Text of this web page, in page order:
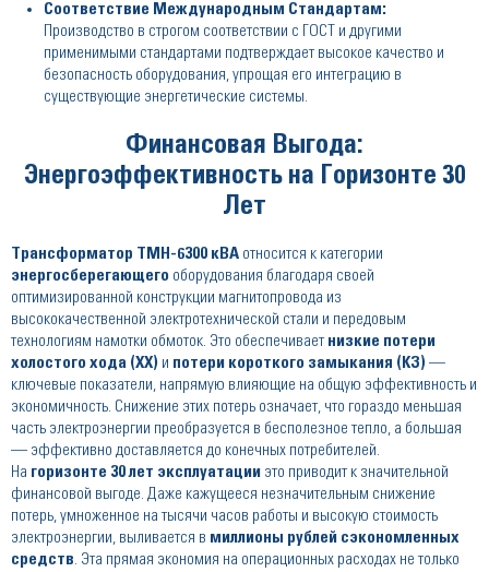
Соответствие Международным Стандартам:
Производство в строгом соответствии с ГОСТ и другими
применимыми стандартами подтверждает высокое качество и
безопасность оборудования, упрощая его интеграцию в
существующие энергетические системы.
Финансовая Выгода:
Энергоэффективность на Горизонте 30
Лет
Трансформатор ТМН-6300 кВА относится к категории
энергосберегающего оборудования благодаря своей
оптимизированной конструкции магнитопровода из
высококачественной электротехнической стали и передовым
технологиям намотки обмоток. Это обеспечивает низкие потери
холостого хода (ХХ) и потери короткого замыкания (КЗ) —
ключевые показатели, напрямую влияющие на общую эффективность и
экономичность. Снижение этих потерь означает, что гораздо меньшая
часть электроэнергии преобразуется в бесполезное тепло, а большая
— эффективно доставляется до конечных потребителей.
На горизонте 30 лет эксплуатации это приводит к значительной
финансовой выгоде. Даже кажущееся незначительным снижение
потерь, умноженное на тысячи часов работы и высокую стоимость
электроэнергии, выливается в миллионы рублей сэкономленных
средств. Эта прямая экономия на операционных расходах не только